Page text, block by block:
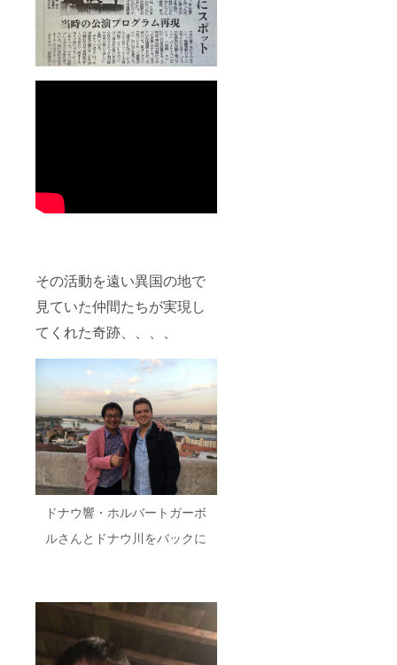
その活動を遠い異国の地で
見ていた仲間たちが実現し
てくれた奇跡、、、、
ドナウ響・ホルバートガーボ
ルさんとドナウ川をバックに